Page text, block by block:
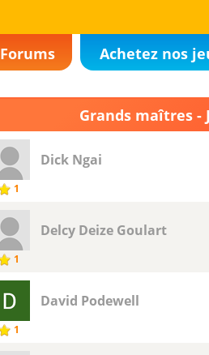
Forums Achetez nos
Grands maîtres -
1
Dick Ngai
1
Delcy Deize Goulart
1
David Podewell